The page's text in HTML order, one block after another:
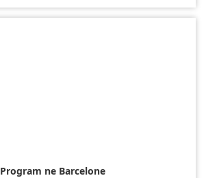
Program ne Barcelone